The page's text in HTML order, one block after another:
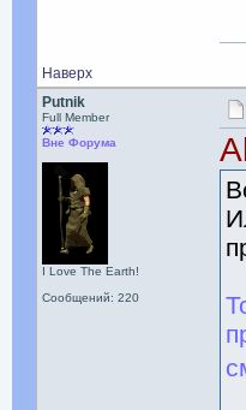
Наверх
Putnik
Full Member
Вне Форума
I Love The Earth!
Сообщений: 220